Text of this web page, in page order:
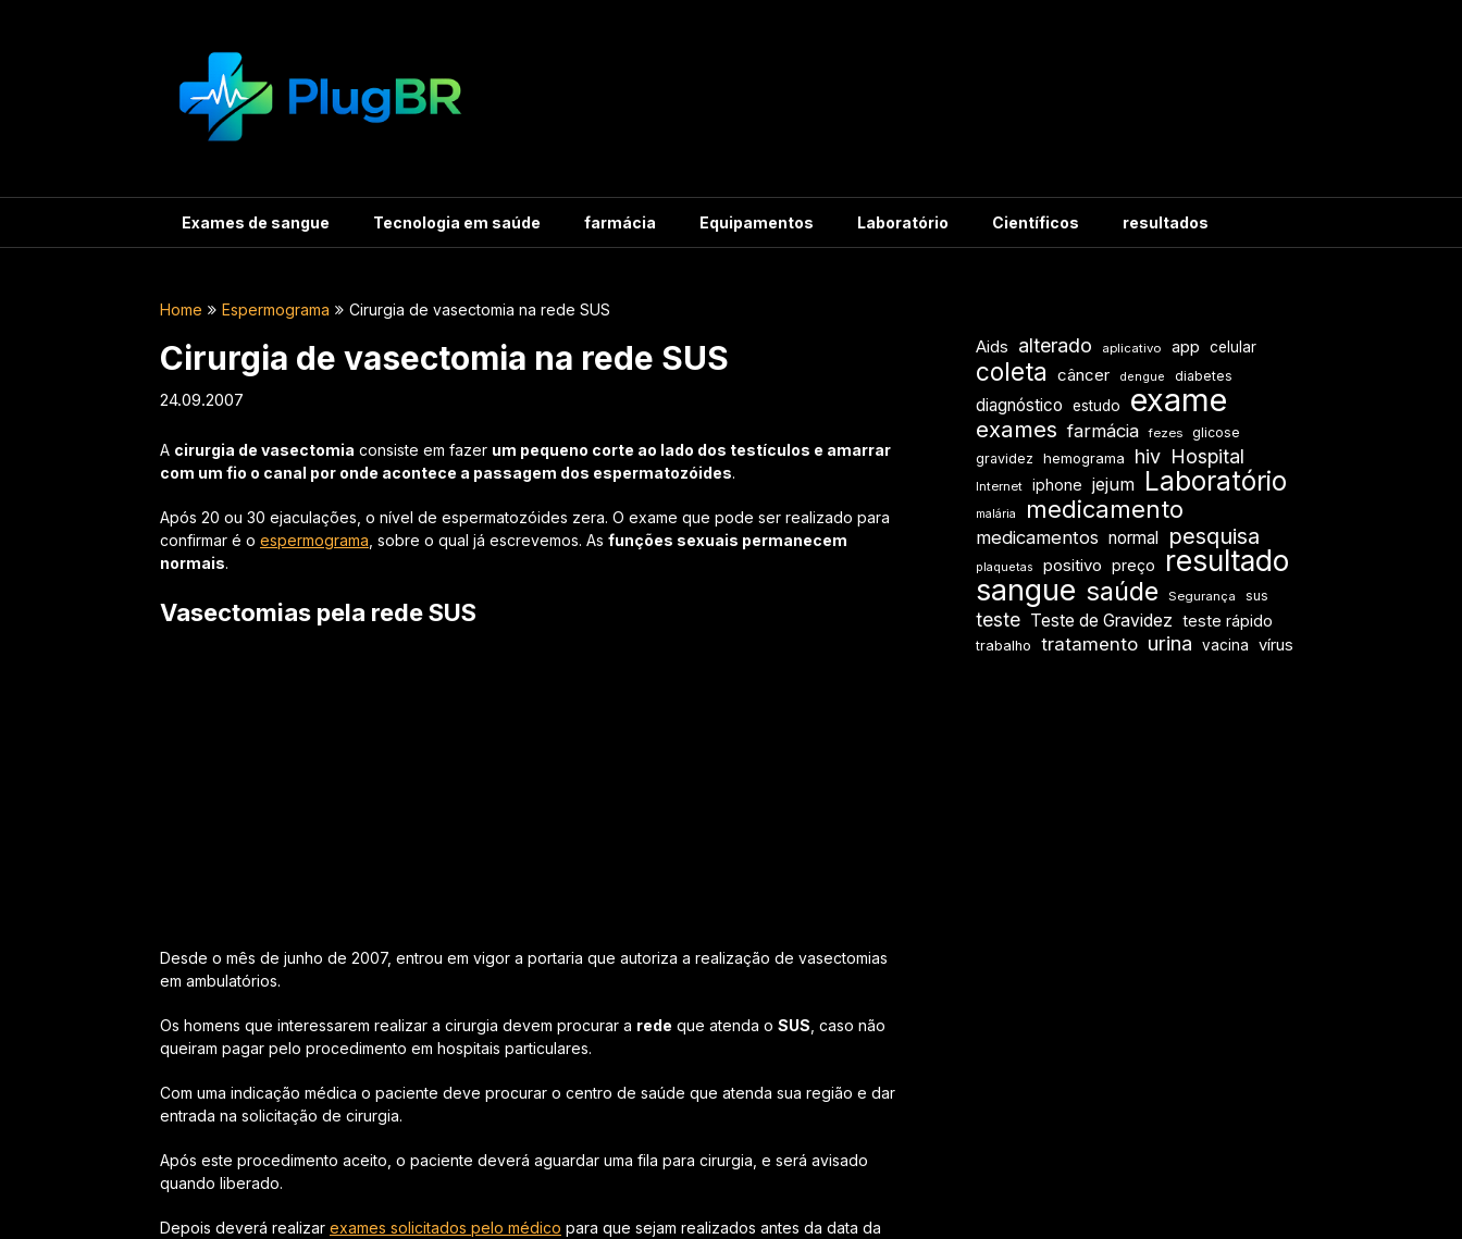
Exames de sangue Tecnologia em saúde farmácia Equipamentos Laboratório Científicos resultados
Home Espermograma Cirurgia de vasectomia na rede SUS
Cirurgia de vasectomia na rede SUS
24.09.2007
A cirurgia de vasectomia consiste em fazer um pequeno corte ao lado dos testículos e amarrar
com um fio o canal por onde acontece a passagem dos espermatozóides.
Após 20 ou 30 ejaculações, o nível de espermatozóides zera. O exame que pode ser realizado para
confirmar é o espermograma, sobre o qual já escrevemos. As funções sexuais permanecem
normais.
Vasectomias pela rede SUS
Desde o mês de junho de 2007, entrou em vigor a portaria que autoriza a realização de vasectomias
em ambulatórios.
Os homens que interessarem realizar a cirurgia devem procurar a rede que atenda o SUS, caso não
queiram pagar pelo procedimento em hospitais particulares.
Com uma indicação médica o paciente deve procurar o centro de saúde que atenda sua região e dar
entrada na solicitação de cirurgia.
Após este procedimento aceito, o paciente deverá aguardar uma fila para cirurgia, e será avisado
quando liberado.
Depois deverá realizar exames solicitados pelo médico para que sejam realizados antes da data da
Aids alterado aplicativo app celular
coleta câncer dengue diabetes
diagnóstico estudo exame
exames farmácia fezes
glicose
gravidez
hemograma hiv Hospital
Internet iphone jejum Laboratório
malária medicamento
medicamentos normal pesquisa
plaquetas positivo preço resultado
sangue saúde Segurança sus
teste Teste de Gravidez teste rápido
trabalho tratamento urina vacina vírus